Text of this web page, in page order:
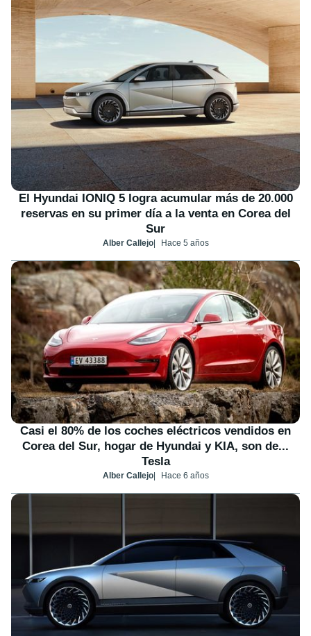
El Hyundai IONIQ 5 logra acumular más de 20.000
reservas en su primer día a la venta en Corea del
Sur
Alber Callejo Hace 5 años
Casi el 80% de los coches eléctricos vendidos en
Corea del Sur, hogar de Hyundai y KIA, son de...
Tesla
Alber Callejo Hace 6 años